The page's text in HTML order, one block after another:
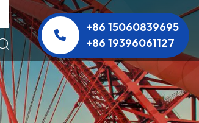
+86 15060839695
+86 19396061127